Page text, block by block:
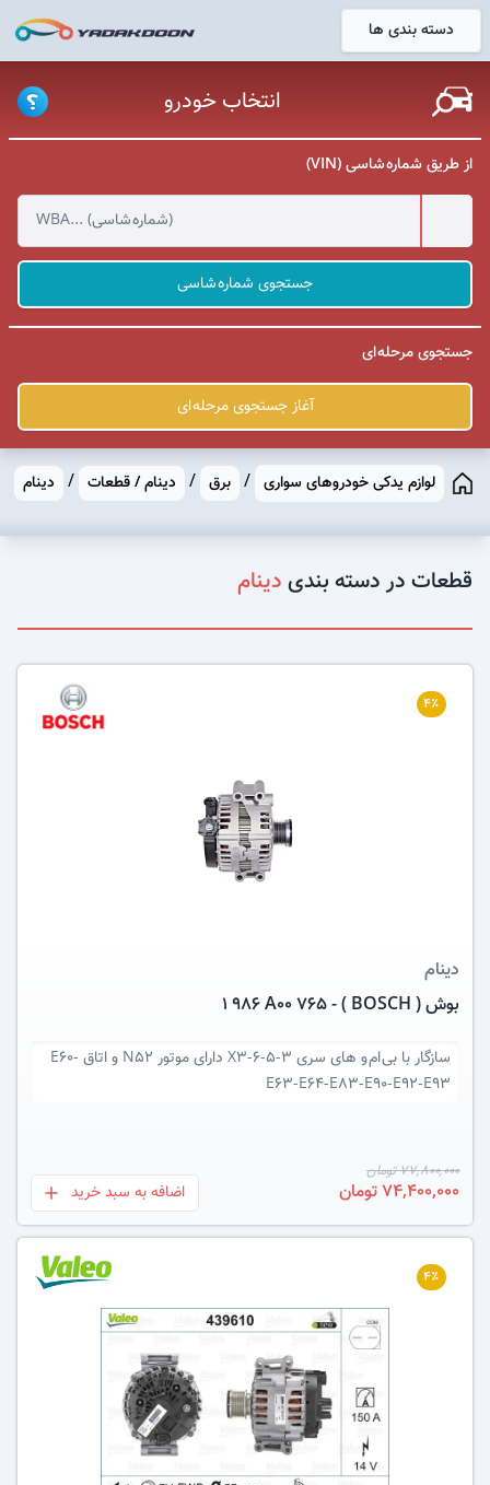
دسته بندی ها خانه
انتخاب خودرو
از طریق شماره شاسی (VIN)
جستجوی شماره شاسی
جستجوی مرحله ای
آغاز جستجوی مرحله ای
لوازم یدکی خودروهای سواری / برق / دینام / قطعات / دینام
قطعات در دسته بندیدینام
عکس کالا
۴٪
دینام
بوش ( BOSCH ) - 1 986 A00 765
سازگار با
بی ام و های سری 3-5-6-X3 دارای موتور N52 و اتاق E60-
E63-E64-E83-E90-E92-E93
77,800,000 تومان
74,400,000 تومان بعلاوه
اضافه به سبد خرید
عکس کالا
۴٪